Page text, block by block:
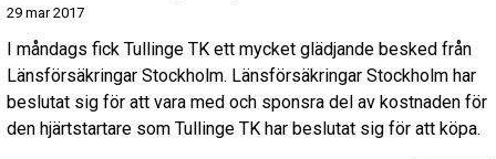
29 mar 2017
I måndags fick Tullinge TK ett mycket glädjande besked från
Länsförsäkringar Stockholm. Länsförsäkringar Stockholm har
beslutat sig för att vara med och sponsra del av kostnaden för
den hjärtstartare som Tullinge TK har beslutat sig för att köpa.